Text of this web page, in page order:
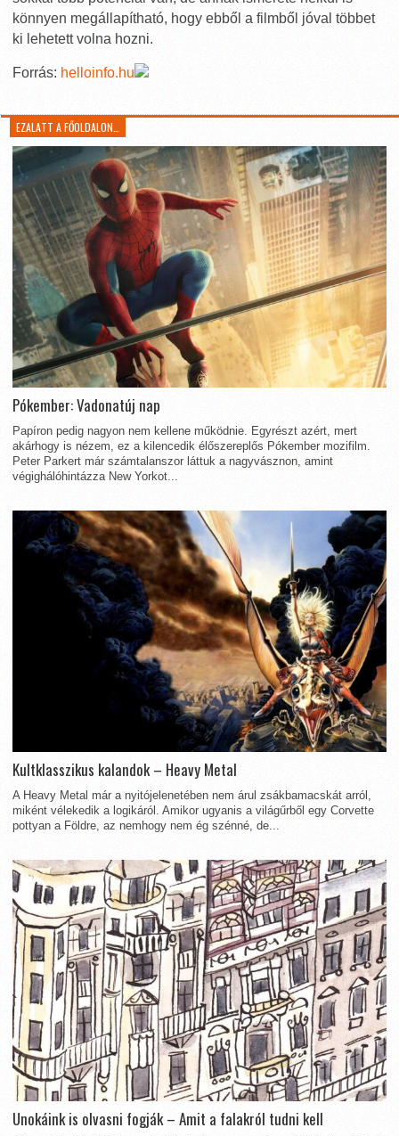
könnyen megállapítható, hogy ebből a filmből jóval többet
ki lehetett volna hozni.
Forrás: helloinfo.hu
EZALATT A FŐOLDALON…
Pókember: Vadonatúj nap
Papíron pedig nagyon nem kellene működnie. Egyrészt azért, mert
akárhogy is nézem, ez a kilencedik élőszereplős Pókember mozifilm.
Peter Parkert már számtalanszor láttuk a nagyvásznon, amint
végighálóhintázza New Yorkot...
Kultklasszikus kalandok – Heavy Metal
A Heavy Metal már a nyitójelenetében nem árul zsákbamacskát arról,
miként vélekedik a logikáról. Amikor ugyanis a világűrből egy Corvette
pottyan a Földre, az nemhogy nem ég szénné, de...
Unokáink is olvasni fogják – Amit a falakról tudni kell